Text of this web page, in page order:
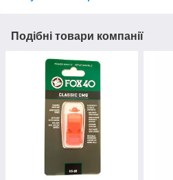
Подібні товари компанії